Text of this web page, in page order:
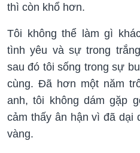
thì còn khổ hơn.
Tôi không thể làm gì
tình yêu và sự trong
sau đó tôi sống trong sự
cùng. Đã hơn một năm
anh, tôi không dám gặp
cảm thấy ân hận vì đã dại
vàng.